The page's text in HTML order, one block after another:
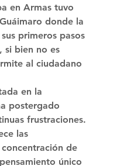
en Armas tuvo
donde la
primeros pasos
si bien no es
al ciudadano
en la
postergado
frustraciones.
las
de
único